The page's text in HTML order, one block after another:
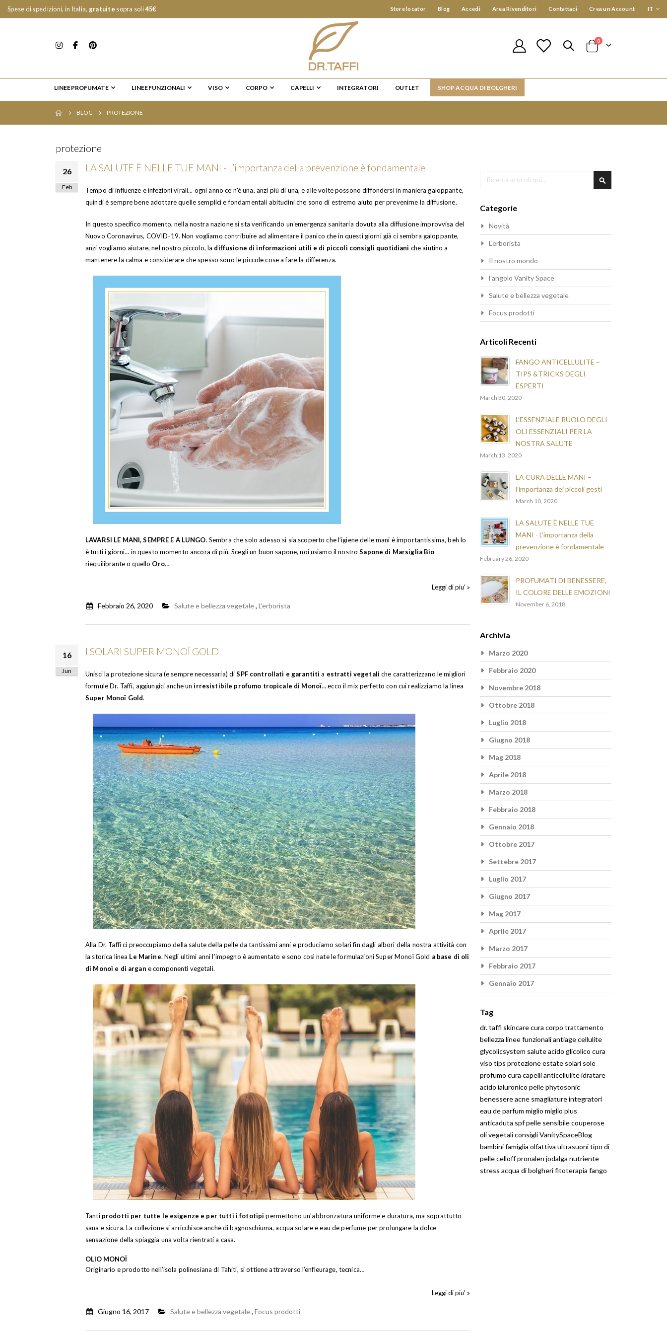
Spese di spedizioni, in Italia, gratuite sopra soli45€ Store locator Blog Accedi Area Rivenditori Contattaci Crea un Account Lingua
IT
Cart
0elementi
LINEE PROFUMATE LINEE FUNZIONALI VISO CORPO CAPELLI INTEGRATORI OUTLET SHOP ACQUA DI BOLGHERI
BLOG PROTEZIONE
protezione
26
Feb
LA SALUTE È NELLE TUE MANI - L’importanza della prevenzione è fondamentale
Tempo di influenze e infezioni virali... ogni anno ce n'è una, anzi più di una, e alle volte possono diffondersi in maniera galoppante,
quindi è sempre bene adottare quelle semplici e fondamentali abitudini che sono di estremo aiuto per prevenirne la diffusione.
In questo specifico momento, nella nostra nazione si sta verificando un'emergenza sanitaria dovuta alla diffusione improvvisa del
Nuovo Coronavirus, COVID-19. Non vogliamo contribuire ad alimentare il panico che in questi giorni già ci sembra galoppante,
anzi vogliamo aiutare, nel nostro piccolo, la diffusione di informazioni utili e di piccoli consigli quotidiani che aiutino a
mantenere la calma e considerare che spesso sono le piccole cose a fare la differenza.
LAVARSI LE MANI, SEMPRE E A LUNGO. Sembra che solo adesso si sia scoperto che l’igiene delle mani è importantissima, beh lo
è tutti i giorni… in questo momento ancora di più. Scegli un buon sapone, noi usiamo il nostroSapone di Marsiglia Bio
riequilibrante o quello Oro…
Leggi di piu' »
Febbraio 26, 2020 Salute e bellezza vegetale, L'erborista
16
Jun
I SOLARI SUPER MONOÏ GOLD
Unisci la protezione sicura (e sempre necessaria) diSPF controllati e garantitia estratti vegetali che caratterizzano le migliori
formule Dr. Taffi, aggiungici anche unirresistibile profumo tropicale di Monoï… ecco il mix perfetto con cui realizziamo la linea
Super Monoï Gold.
Alla Dr. Taffi ci preoccupiamo della salute della pelle da tantissimi anni e produciamo solari fin dagli albori della nostra attività con
la storica linea Le Marine. Negli ultimi anni l’impegno è aumentato e sono così nate le formulazioni Super Monoï Gold a base di oli
di Monoï e di argan e componenti vegetali.
Tanti prodotti per tutte le esigenze e per tutti i fototipi permettono un’abbronzatura uniforme e duratura, ma soprattutto
sana e sicura. La collezione si arricchisce anche di bagnoschiuma, acqua solare e eau de perfume per prolungare la dolce
sensazione della spiaggia una volta rientrati a casa.
OLIO MONOÏ
Originario e prodotto nell’isola polinesiana di Tahiti, si ottiene attraverso l’enfleurage, tecnica…
Leggi di piu' »
Giugno 16, 2017 Salute e bellezza vegetale, Focus prodotti
Cerca
Categorie
Novità
L'erborista
Il nostro mondo
l'angolo Vanity Space
Salute e bellezza vegetale
Focus prodotti
Articoli Recenti
FANGO ANTICELLULITE –
TIPS &TRICKS DEGLI
ESPERTI
March 30, 2020
L’ESSENZIALE RUOLO DEGLI
OLI ESSENZIALI PER LA
NOSTRA SALUTE
March 13, 2020
LA CURA DELLE MANI –
l’importanza dei piccoli gesti
March 10, 2020
LA SALUTE È NELLE TUE
MANI - L’importanza della
prevenzione è fondamentale
February 26, 2020
PROFUMATI DI BENESSERE,
IL COLORE DELLE EMOZIONI
November 6, 2018
Archivia
Marzo 2020
Febbraio 2020
Novembre 2018
Ottobre 2018
Luglio 2018
Giugno 2018
Mag 2018
Aprile 2018
Marzo 2018
Febbraio 2018
Gennaio 2018
Ottobre 2017
Settebre 2017
Luglio 2017
Giugno 2017
Mag 2017
Aprile 2017
Marzo 2017
Febbraio 2017
Gennaio 2017
Tag
dr. taffi skincarecura corpo trattamento
bellezza linee funzionaliantiagecellulite
glycolicsystem saluteacido glicolico cura
viso tips protezioneestate solari sole
profumo cura capellianticelluliteidratare
acido ialuronico pellephytosonic
benessereacne smagliatureintegratori
eau de parfum miglio miglio plus
anticaduta spfpelle sensibilecouperose
oli vegetaliconsigliVanitySpaceBlog
bambinifamiglia olfattiva ultrasuonitipo di
pellecelloffpronalen jodalga nutriente
stress acqua di bolgherifitoterapia fango